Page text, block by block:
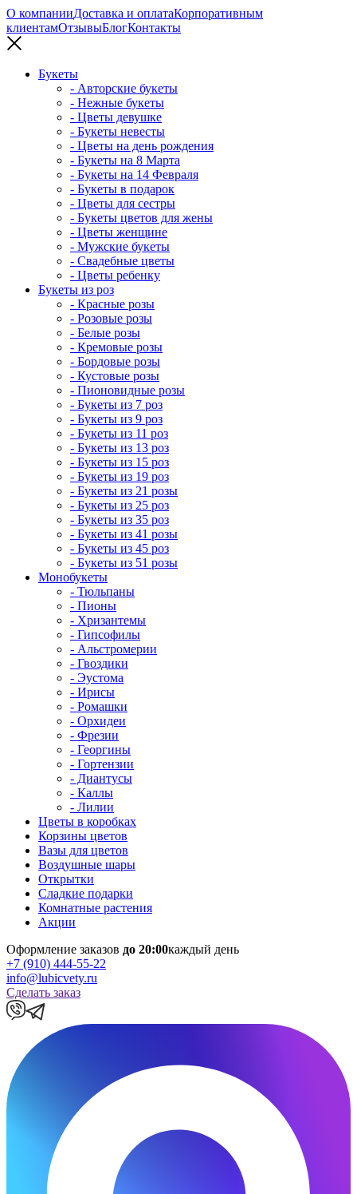
О компанииДоставка и оплатаКорпоративным
клиентамОтзывыБлогКонтакты
Букеты
- Авторские букеты
- Нежные букеты
- Цветы девушке
- Букеты невесты
- Цветы на день рождения
- Букеты на 8 Марта
- Букеты на 14 Февраля
- Букеты в подарок
- Цветы для сестры
- Букеты цветов для жены
- Цветы женщине
- Мужские букеты
- Свадебные цветы
- Цветы ребенку
Букеты из роз
- Красные розы
- Розовые розы
- Белые розы
- Кремовые розы
- Бордовые розы
- Кустовые розы
- Пионовидные розы
- Букеты из 7 роз
- Букеты из 9 роз
- Букеты из 11 роз
- Букеты из 13 роз
- Букеты из 15 роз
- Букеты из 19 роз
- Букеты из 21 розы
- Букеты из 25 роз
- Букеты из 35 роз
- Букеты из 41 розы
- Букеты из 45 роз
- Букеты из 51 розы
Монобукеты
- Тюльпаны
- Пионы
- Хризантемы
- Гипсофилы
- Альстромерии
- Гвоздики
- Эустома
- Ирисы
- Ромашки
- Орхидеи
- Фрезии
- Георгины
- Гортензии
- Диантусы
- Каллы
- Лилии
Цветы в коробках
Корзины цветов
Вазы для цветов
Воздушные шары
Открытки
Сладкие подарки
Комнатные растения
Акции
Оформление заказов до 20:00каждый день
+7 (910) 444-55-22
info@lubicvety.ru
Сделать заказ